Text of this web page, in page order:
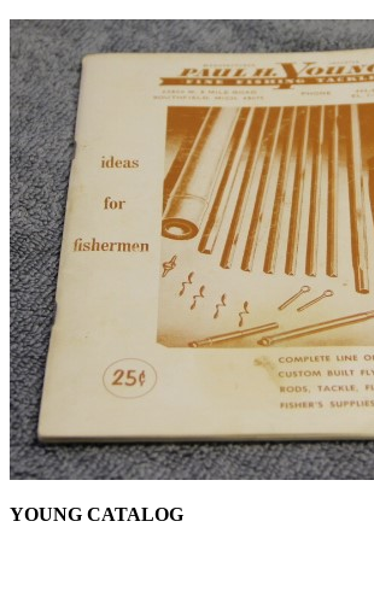
YOUNG CATALOG